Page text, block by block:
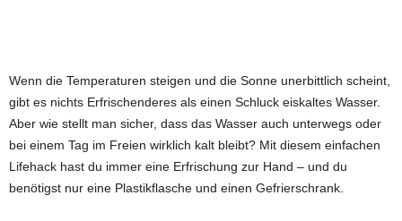
Wenn die Temperaturen steigen und die Sonne unerbittlich scheint,
gibt es nichts Erfrischenderes als einen Schluck eiskaltes Wasser.
Aber wie stellt man sicher, dass das Wasser auch unterwegs oder
bei einem Tag im Freien wirklich kalt bleibt? Mit diesem einfachen
Lifehack hast du immer eine Erfrischung zur Hand – und du
benötigst nur eine Plastikflasche und einen Gefrierschrank.